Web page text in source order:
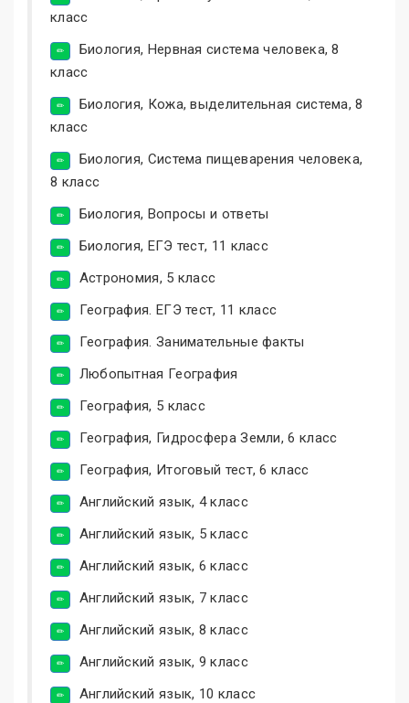
класс
Биология, Нервная система человека, 8
класс
Биология, Кожа, выделительная система, 8
класс
Биология, Система пищеварения человека,
8 класс
Биология, Вопросы и ответы
Биология, ЕГЭ тест, 11 класс
Астрономия, 5 класс
География. ЕГЭ тест, 11 класс
География. Занимательные факты
Любопытная География
География, 5 класс
География, Гидросфера Земли, 6 класс
География, Итоговый тест, 6 класс
Английский язык, 4 класс
Английский язык, 5 класс
Английский язык, 6 класс
Английский язык, 7 класс
Английский язык, 8 класс
Английский язык, 9 класс
Английский язык, 10 класс